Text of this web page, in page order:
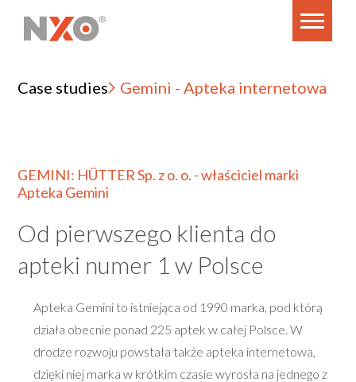
Case studies Gemini - Apteka internetowa
GEMINI: HÜTTER Sp. z o. o. - właściciel marki
Apteka Gemini
Od pierwszego klienta do
apteki numer 1 w Polsce
Apteka Gemini to istniejąca od 1990 marka, pod którą
działa obecnie ponad 225 aptek w całej Polsce. W
drodze rozwoju powstała także apteka internetowa,
dzięki niej marka w krótkim czasie wyrosła na jednego z